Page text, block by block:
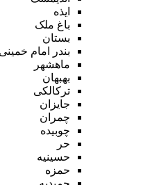
ایذه
باغ ملک
بستان
بندر امام خمینی
ماهشهر
بهبهان
ترکالکی
جایزان
چمران
چوبیده
حر
حسینیه
حمزه